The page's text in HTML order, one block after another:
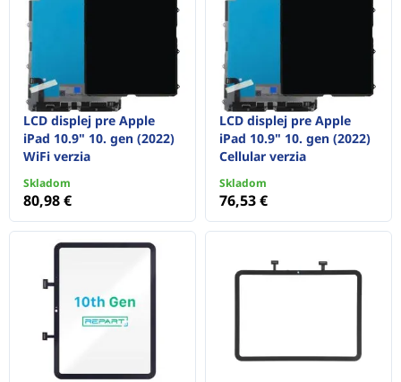
LCD displej pre Apple
iPad 10.9" 10. gen (2022)
WiFi verzia
Skladom
80,98 €
LCD displej pre Apple
iPad 10.9" 10. gen (2022)
Cellular verzia
Skladom
76,53 €